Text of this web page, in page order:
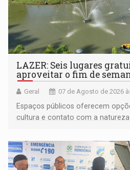
LAZER: Seis lugares
aproveitar o fim de
Geral 07 de Agosto de 2026
Espaços públicos oferecem
cultura e contato com a